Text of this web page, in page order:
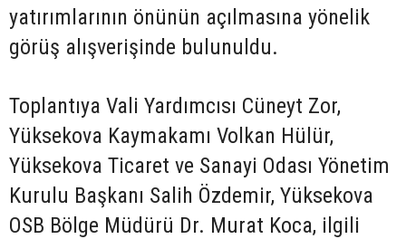
yatırımlarının önünün açılmasına yönelik
görüş alışverişinde bulunuldu.
Toplantıya Vali Yardımcısı Cüneyt Zor,
Yüksekova Kaymakamı Volkan Hülür,
Yüksekova Ticaret ve Sanayi Odası Yönetim
Kurulu Başkanı Salih Özdemir, Yüksekova
OSB Bölge Müdürü Dr. Murat Koca, ilgili